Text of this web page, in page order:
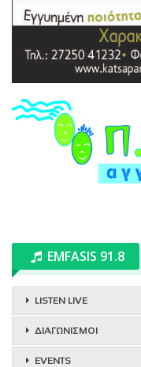
EMFASIS 91.8
LISTEN LIVE
ΔΙΑΓΩΝΙΣΜΟΙ
EVENTS